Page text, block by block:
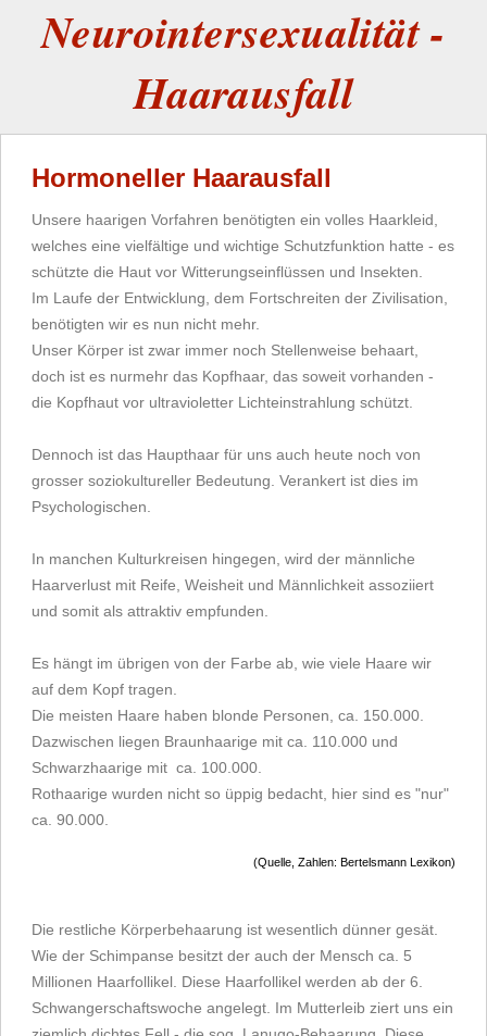
Neurointersexualität -
Haarausfall
Hormoneller Haarausfall
Unsere haarigen Vorfahren benötigten ein volles Haarkleid,
welches eine vielfältige und wichtige Schutzfunktion hatte - es
schützte die Haut vor Witterungseinflüssen und Insekten.
Im Laufe der Entwicklung, dem Fortschreiten der Zivilisation,
benötigten wir es nun nicht mehr.
Unser Körper ist zwar immer noch Stellenweise behaart,
doch ist es nurmehr das Kopfhaar, das soweit vorhanden -
die Kopfhaut vor ultravioletter Lichteinstrahlung schützt.
Dennoch ist das Haupthaar für uns auch heute noch von
grosser soziokultureller Bedeutung. Verankert ist dies im
Psychologischen.
In manchen Kulturkreisen hingegen, wird der männliche
Haarverlust mit Reife, Weisheit und Männlichkeit assoziiert
und somit als attraktiv empfunden.
Es hängt im übrigen von der Farbe ab, wie viele Haare wir
auf dem Kopf tragen.
Die meisten Haare haben blonde Personen, ca. 150.000.
Dazwischen liegen Braunhaarige mit ca. 110.000 und
Schwarzhaarige mit ca. 100.000.
Rothaarige wurden nicht so üppig bedacht, hier sind es "nur"
ca. 90.000.
(Quelle, Zahlen: Bertelsmann Lexikon)
Die restliche Körperbehaarung ist wesentlich dünner gesät.
Wie der Schimpanse besitzt der auch der Mensch ca. 5
Millionen Haarfollikel. Diese Haarfollikel werden ab der 6.
Schwangerschaftswoche angelegt. Im Mutterleib ziert uns ein